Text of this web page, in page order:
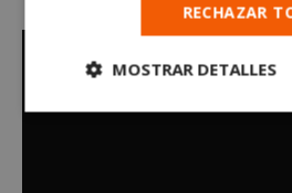
RECHAZAR
MOSTRAR DETALLES
Cookies